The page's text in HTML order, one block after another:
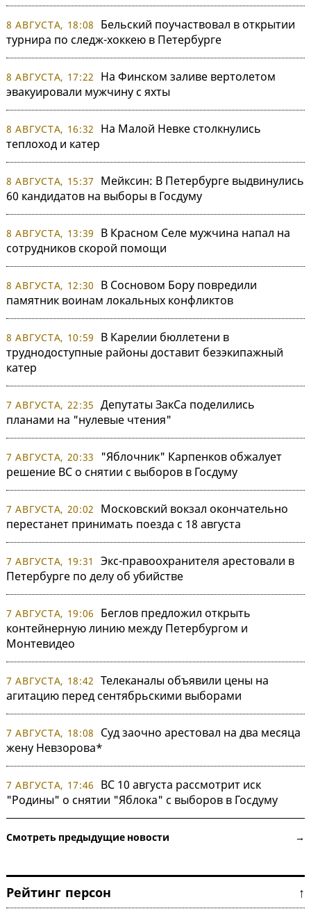
8 АВГУСТА, 18:08
Бельский поучаствовал в открытии
турнира по следж-хоккею в Петербурге
8 АВГУСТА, 17:22
На Финском заливе вертолетом
эвакуировали мужчину с яхты
8 АВГУСТА, 16:32
На Малой Невке столкнулись
теплоход и катер
8 АВГУСТА, 15:37
Мейксин: В Петербурге выдвинулись
60 кандидатов на выборы в Госдуму
8 АВГУСТА, 13:39
В Красном Селе мужчина напал на
сотрудников скорой помощи
8 АВГУСТА, 12:30
В Сосновом Бору повредили
памятник воинам локальных конфликтов
8 АВГУСТА, 10:59
В Карелии бюллетени в
труднодоступные районы доставит безэкипажный
катер
7 АВГУСТА, 22:35 Депутаты ЗакСа поделились
планами на "нулевые чтения"
7 АВГУСТА, 20:33
"Яблочник" Карпенков обжалует
решение ВС о снятии с выборов в Госдуму
7 АВГУСТА, 20:02
Московский вокзал окончательно
перестанет принимать поезда с 18 августа
7 АВГУСТА, 19:31
Экс-правоохранителя арестовали в
Петербурге по делу об убийстве
7 АВГУСТА, 19:06
Беглов предложил открыть
контейнерную линию между Петербургом и
Монтевидео
7 АВГУСТА, 18:42 Телеканалы объявили цены на
агитацию перед сентябрьскими выборами
7 АВГУСТА, 18:08
Суд заочно арестовал на два месяца
жену Невзорова*
7 АВГУСТА, 17:46
ВС 10 августа рассмотрит иск
"Родины" о снятии "Яблока" с выборов в Госдуму
Смотреть предыдущие новости →
Рейтинг персон ↑